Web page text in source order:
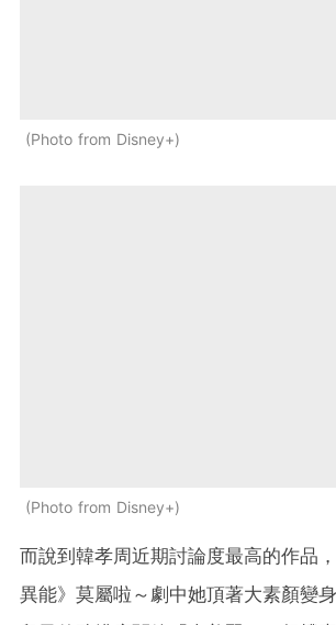
Photo from Disney+
Photo from Disney+
而說到韓孝周近期討論度最高的作品
異能》莫屬啦～劇中她頂著大素顏變